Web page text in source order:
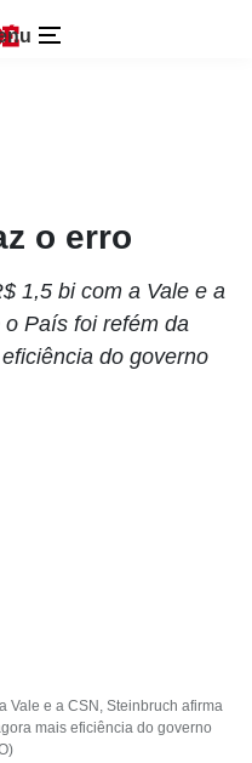
o erro
1,5 bi com a Vale e a
País foi refém da
do governo
Vale e a CSN, Steinbruch afirma
mais eficiência do governo